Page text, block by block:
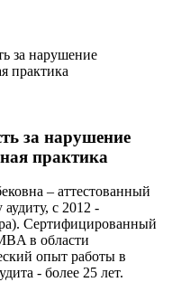
за нарушение
практика
за нарушение
практика
– аттестованный
c 2012 -
Сертифицированный
в области
опыт работы в
- более 25 лет.